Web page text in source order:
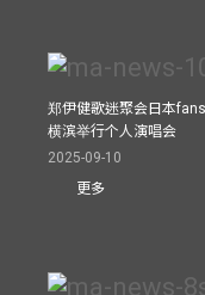
郑伊健歌迷聚会日本
横滨举行个人演唱会
2025-09-10
更多